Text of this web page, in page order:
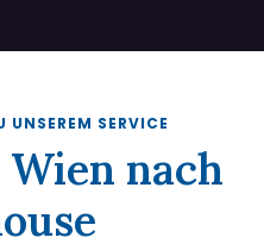
SERVICE
nach